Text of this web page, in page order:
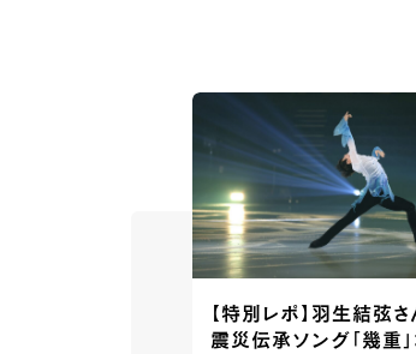
【特別レポ】羽生結弦さ
震災伝承ソング「幾重」